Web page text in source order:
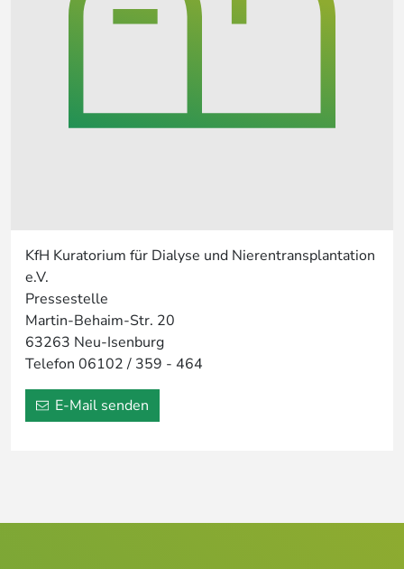
KfH Kuratorium für Dialyse und Nierentransplantation
e.V.
Pressestelle
Martin-Behaim-Str. 20
63263 Neu-Isenburg
Telefon 06102 / 359 - 464
E-Mail senden